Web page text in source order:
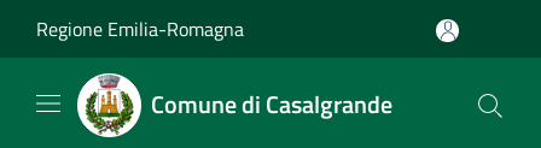
Regione Emilia-Romagna
Comune di Casalgrande